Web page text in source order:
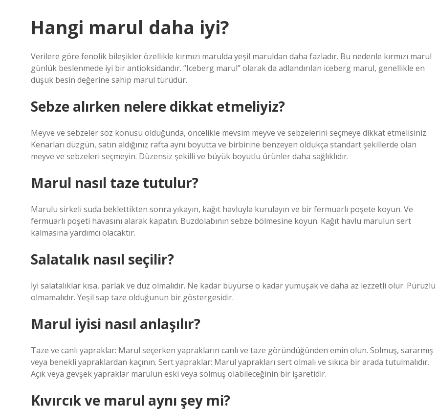
Hangi marul daha iyi?
Verilere göre fenolik bileşikler özellikle kırmızı marulda yeşil maruldan daha fazladır. Bu nedenle kırmızı marul
günlük beslenmede iyi bir antioksidandır. “Iceberg marul” olarak da adlandırılan iceberg marul, genellikle en
düşük besin değerine sahip marul türüdür.
Sebze alırken nelere dikkat etmeliyiz?
Meyve ve sebzeler söz konusu olduğunda, öncelikle mevsim meyve ve sebzelerini seçmeye dikkat etmelisiniz.
Kenarları düzgün, satın aldığınız rafta aynı boyutta ve birbirine benzeyen oldukça standart şekillerde olan
meyve ve sebzeleri seçmeyin. Düzensiz şekilli ve büyük boyutlu ürünler daha sağlıklıdır.
Marul nasıl taze tutulur?
Marulu sirkeli suda beklettikten sonra yıkayın, kağıt havluyla kurulayın ve bir fermuarlı poşete koyun. Ve
fermuarlı poşeti havasını alarak kapatın. Buzdolabının sebze bölmesine koyun. Kağıt havlu marulun sert
kalmasına yardımcı olacaktır.
Salatalık nasıl seçilir?
İyi salatalıklar kısa, parlak ve düz olmalıdır. Ne kadar büyürse o kadar yumuşak ve daha az lezzetli olur. Pürüzlü
olmamalıdır. Yeşil sap taze olduğunun bir göstergesidir.
Marul iyisi nasıl anlaşılır?
Taze ve canlı yapraklar: Marul seçerken yaprakların canlı ve taze göründüğünden emin olun. Solmuş, sararmış
veya benekli yapraklardan kaçının. Sert yapraklar: Marul yaprakları sert olmalı ve sıkıca bir arada tutulmalıdır.
Açık veya gevşek yapraklar marulun eski veya solmuş olabileceğinin bir işaretidir.
Kıvırcık ve marul aynı şey mi?